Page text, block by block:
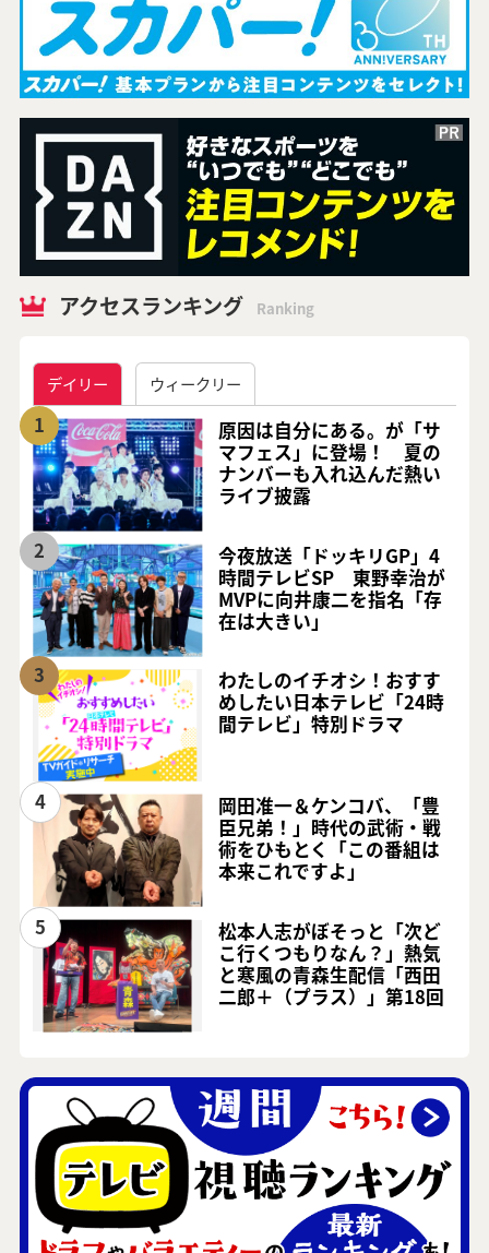
アクセスランキング Ranking
デイリー ウィークリー
1
原因は自分にある。が「サ
マフェス」に登場！ 夏の
ナンバーも入れ込んだ熱い
ライブ披露
2
今夜放送「ドッキリGP」4
時間テレビSP 東野幸治が
MVPに向井康二を指名「存
在は大きい」
3
わたしのイチオシ！おすす
めしたい日本テレビ「24時
間テレビ」特別ドラマ
4
岡田准一＆ケンコバ、「豊
臣兄弟！」時代の武術・戦
術をひもとく「この番組は
本来これですよ」
5
松本人志がぼそっと「次ど
こ行くつもりなん？」熱気
と寒風の青森生配信「西田
二郎＋（プラス）」第18回